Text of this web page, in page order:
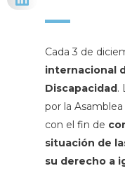
Cada 3 de
internacional
Discapacidad.
por la
con el fin de
situación de
su derecho a